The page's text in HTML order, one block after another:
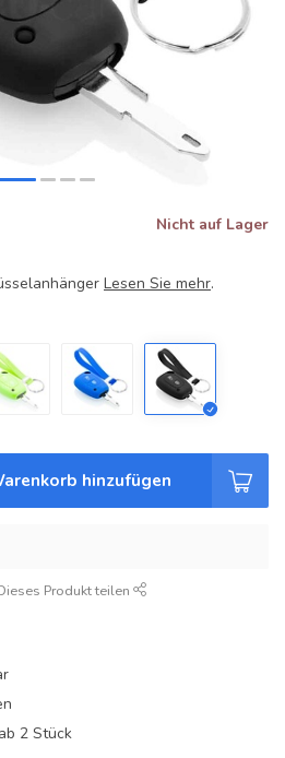
Nicht auf Lager
Lesen Sie mehr.
hinzufügen
Produkt teilen
ab 2 Stück